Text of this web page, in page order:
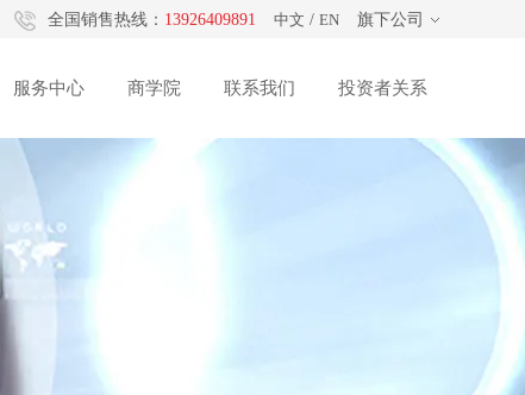
全国销售热线： 13926409891 中文 / EN 旗下公司
服务中心 商学院 联系我们 投资者关系